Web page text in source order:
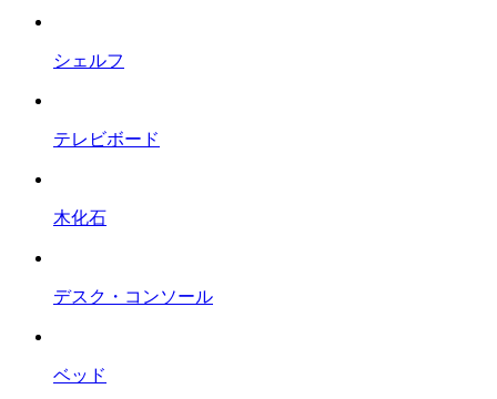
シェルフ
テレビボード
木化石
デスク・コンソール
ベッド